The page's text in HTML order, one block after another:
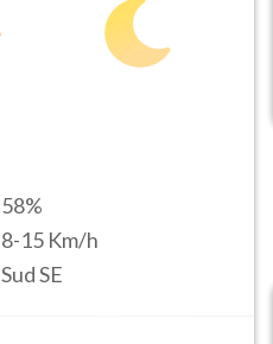
58%
8-15 Km/h
Sud SE